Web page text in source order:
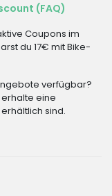
(FAQ)
Coupons im
du 17€ mit Bike-
verfügbar?
eine
sind.